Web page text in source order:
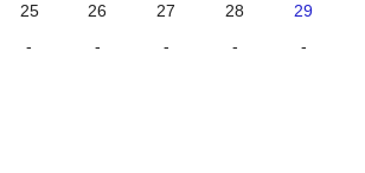
25 26 27 28
29
- - - - -